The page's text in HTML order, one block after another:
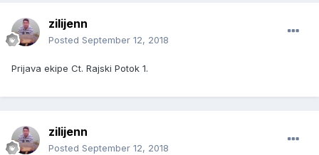
zilijenn
Posted September 12, 2018
Prijava ekipe Ct. Rajski Potok 1.
zilijenn
Posted September 12, 2018